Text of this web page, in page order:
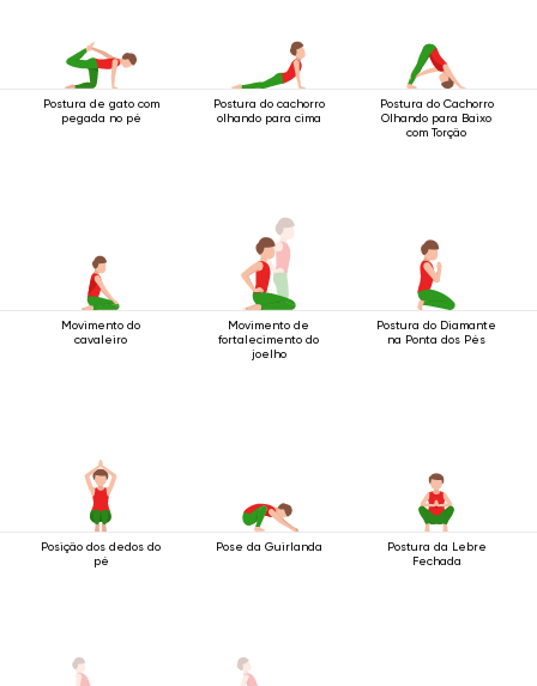
Postura de gato com
pegada no pé
Postura do cachorro
olhando para cima
Postura do Cachorro
Olhando para Baixo
com Torção
Movimento do
cavaleiro
Movimento de
fortalecimento do
joelho
Postura do Diamante
na Ponta dos Pés
Posição dos dedos do
pé
Pose da Guirlanda
Postura da Lebre
Fechada